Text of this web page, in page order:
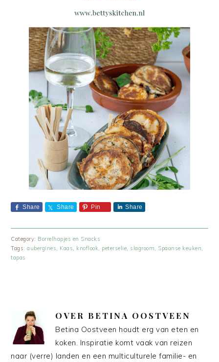
Share Share Pin Share
Category: Borrelhapjes en Snacks
Tags:aubergines, Kaas, knoflook, peterselie, slagroom, Spaanse keuken,
tapas
OVER BETINA OOSTVEEN
Betina Oostveen houdt erg van eten en
koken. Inspiratie komt vaak van reizen
naar (verre) landen en een multiculturele familie- en